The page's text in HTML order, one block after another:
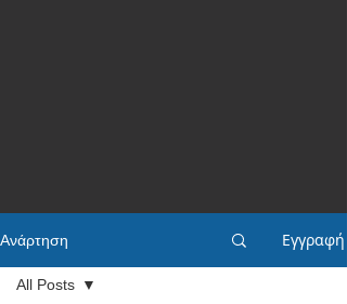
Ανάρτηση Εγγραφή
All Posts